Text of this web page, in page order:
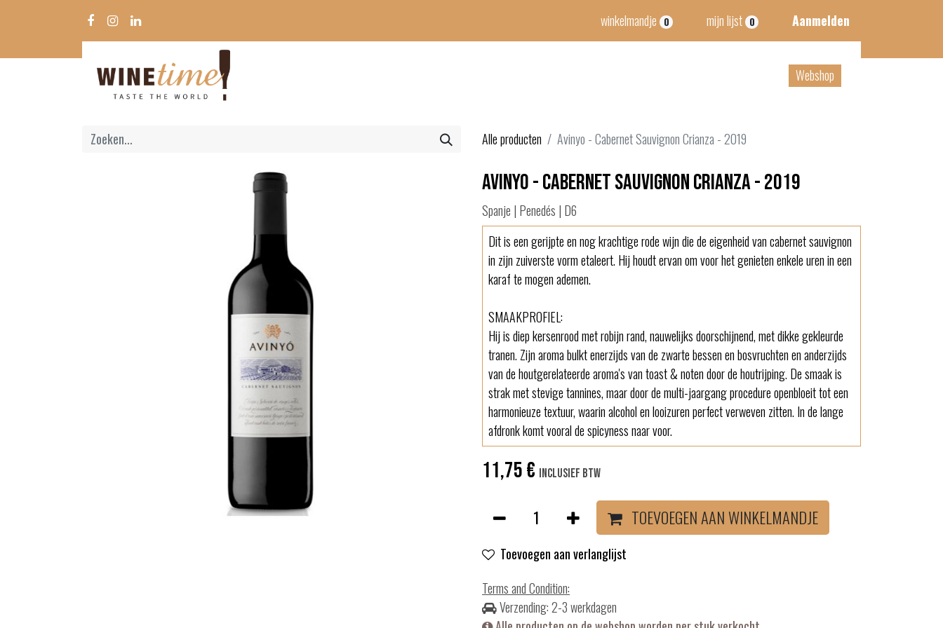
winkelmandje 0 mijn lijst 0 Aanmelden
Webshop
Alle producten Avinyo - Cabernet Sauvignon Crianza - 2019
Avinyo - Cabernet Sauvignon Crianza - 2019
Spanje | Penedés | D6
Dit is een gerijpte en nog krachtige rode wijn die de eigenheid van cabernet sauvignon
in zijn zuiverste vorm etaleert. Hij houdt ervan om voor het genieten enkele uren in een
karaf te mogen ademen.
SMAAKPROFIEL:
Hij is diep kersenrood met robijn rand, nauwelijks doorschijnend, met dikke gekleurde
tranen. Zijn aroma bulkt enerzijds van de zwarte bessen en bosvruchten en anderzijds
van de houtgerelateerde aroma's van toast & noten door de houtrijping. De smaak is
strak met stevige tannines, maar door de multi-jaargang procedure openbloeit tot een
harmonieuze textuur, waarin alcohol en looizuren perfect verweven zitten. In de lange
afdronk komt vooral de spicyness naar voor.
11,75€ Inclusief btw
TOEVOEGEN AAN WINKELMANDJE
Toevoegen aan verlanglijst
Terms and Condition:
Verzending: 2-3 werkdagen